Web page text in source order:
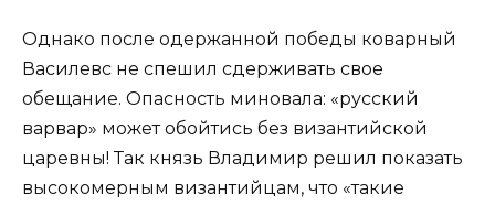
Однако после одержанной победы коварный
Василевс не спешил сдерживать свое
обещание. Опасность миновала: «русский
варвар» может обойтись без византийской
царевны! Так князь Владимир решил показать
высокомерным византийцам, что «такие